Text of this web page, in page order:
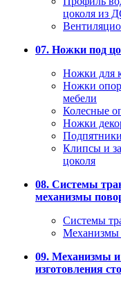
цоколя из
07. Ножки под
Ножки для
Ножки
мебели
Колесные
Ножки
Подпятники
Клипсы и
цоколя
08. Системы
механизмы
Системы
Механизмы
09. Механизмы
изготовления